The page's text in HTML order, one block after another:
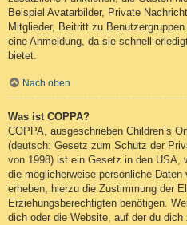
Beispiel Avatarbilder, Private
Mitglieder, Beitritt zu
eine Anmeldung, da sie schnell
bietet.
Nach oben
Was ist COPPA?
COPPA, ausgeschrieben Children’s
(deutsch: Gesetz zum Schutz der
von 1998) ist ein Gesetz in den USA,
die möglicherweise persönliche
erheben, hierzu die Zustimmung der
Erziehungsberechtigten benötigen.
dich oder die Website, auf der du